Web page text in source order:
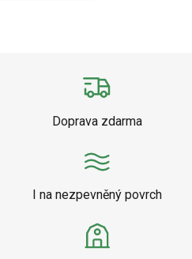
Doprava zdarma
I na nezpevněný povrch